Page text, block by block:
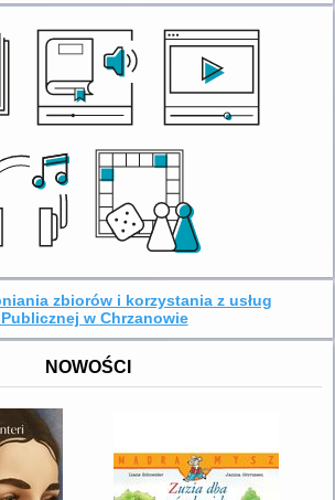
zbiorów i korzystania z usług
w Chrzanowie
NOWOŚCI